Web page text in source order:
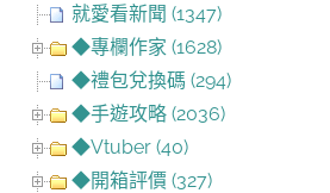
就愛看新聞 (1347)
◆專欄作家 (1628)
◆禮包兌換碼 (294)
◆手遊攻略 (2036)
◆Vtuber (40)
◆開箱評價 (327)